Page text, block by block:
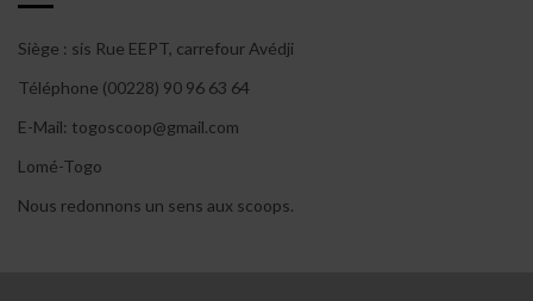
Siège : sis Rue EEPT, carrefour Avédji
Téléphone (00228) 90 96 63 64
E-Mail: togoscoop@gmail.com
Lomé-Togo
Nous redonnons un sens aux scoops.